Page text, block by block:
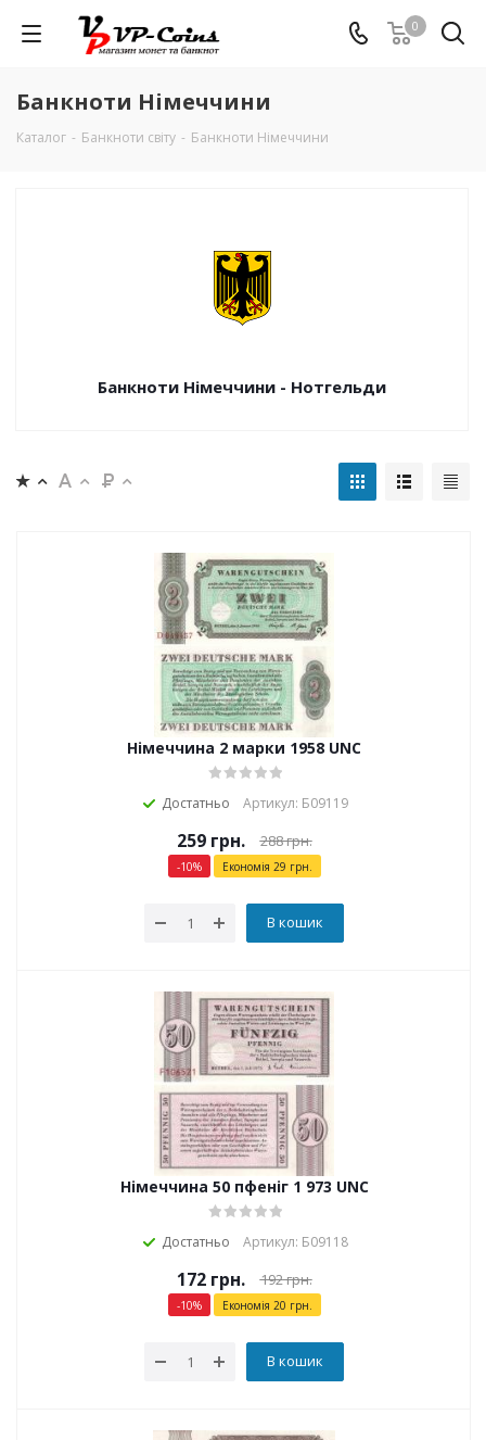
0
Банкноти Німеччини
Каталог - Банкноти світу - Банкноти Німеччини
Банкноти Німеччини - Нотгельди
Німеччина 2 марки 1958 UNC
Достатньо Артикул: Б09119
259грн. 288грн.
-10% Економія 29 грн.
В кошик
Німеччина 50 пфеніг 1 973 UNC
Достатньо Артикул: Б09118
172грн. 192грн.
-10% Економія 20 грн.
В кошик